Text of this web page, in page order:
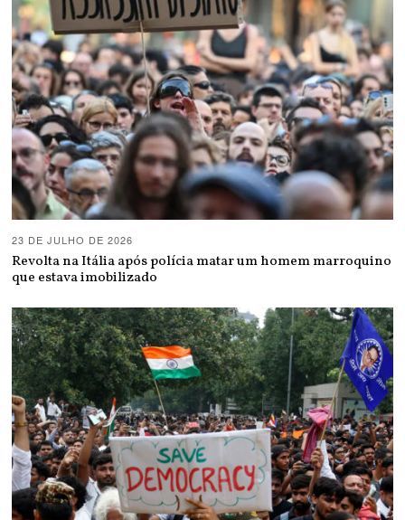
23 DE JULHO DE 2026
Revolta na Itália após polícia matar um homem marroquino
que estava imobilizado